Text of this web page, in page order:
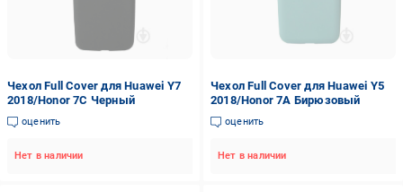
Чехол Full Cover для Huawei Y7
2018/Honor 7C Черный
оценить
Нет в наличии
Чехол Full Cover для Huawei Y5
2018/Honor 7A Бирюзовый
оценить
Нет в наличии